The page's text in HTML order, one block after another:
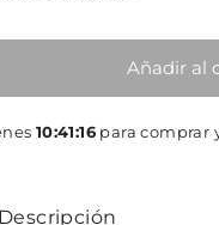
Añadir al
10:41:16 para comprar
Descripción